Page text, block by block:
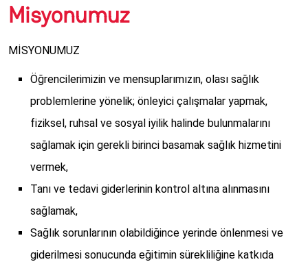
Misyonumuz
MİSYONUMUZ
Öğrencilerimizin ve mensuplarımızın, olası sağlık
problemlerine yönelik; önleyici çalışmalar yapmak,
fiziksel, ruhsal ve sosyal iyilik halinde bulunmalarını
sağlamak için gerekli birinci basamak sağlık hizmetini
vermek,
Tanı ve tedavi giderlerinin kontrol altına alınmasını
sağlamak,
Sağlık sorunlarının olabildiğince yerinde önlenmesi ve
giderilmesi sonucunda eğitimin sürekliliğine katkıda